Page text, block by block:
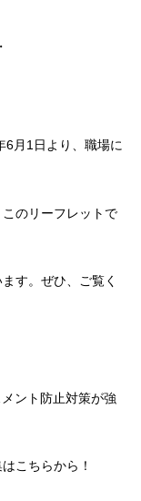
6月 1日より、職場に
のリーフレットで
す。ぜひ、ご覧く
ント防止対策が強
こちらから！